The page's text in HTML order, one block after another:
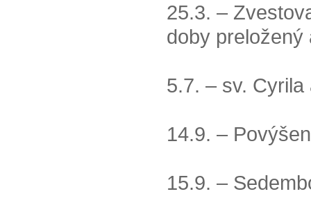
25.3. –
doby
5.7. – sv. Cyrila
14.9. –
15.9. –